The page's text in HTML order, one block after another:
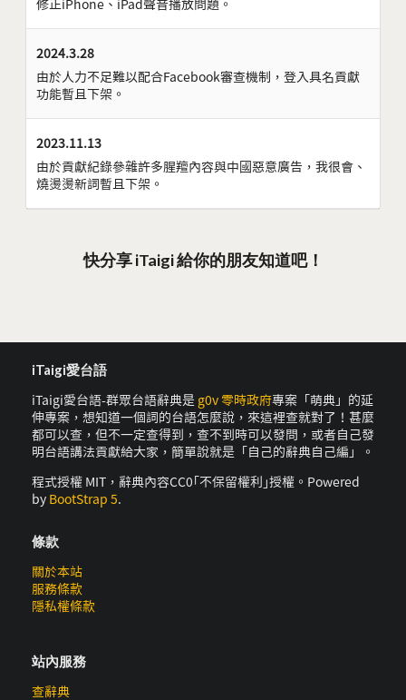
修正iPhone、iPad聲音播放問題。
2024.3.28
由於人力不足難以配合Facebook審查機制，登入具名貢獻
功能暫且下架。
2023.11.13
由於貢獻紀錄參雜許多腥羶內容與中國惡意廣告，我很會、
燒燙燙新詞暫且下架。
快分享 iTaigi 給你的朋友知道吧！
iTaigi愛台語
iTaigi愛台語-群眾台語辭典是 g0v 零時政府專案「萌典」的延
伸專案，想知道一個詞的台語怎麼說，來這裡查就對了！甚麼
都可以查，但不一定查得到，查不到時可以發問，或者自己發
明台語講法貢獻給大家，簡單說就是「自己的辭典自己編」。
程式授權 MIT，辭典內容CC0｢不保留權利｣授權。Powered
by BootStrap 5.
條款
關於本站
服務條款
隱私權條款
站內服務
查辭典